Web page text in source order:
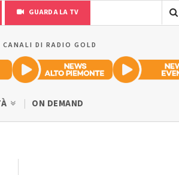
GUARDA LA TV
DI RADIO GOLD
ON DEMAND